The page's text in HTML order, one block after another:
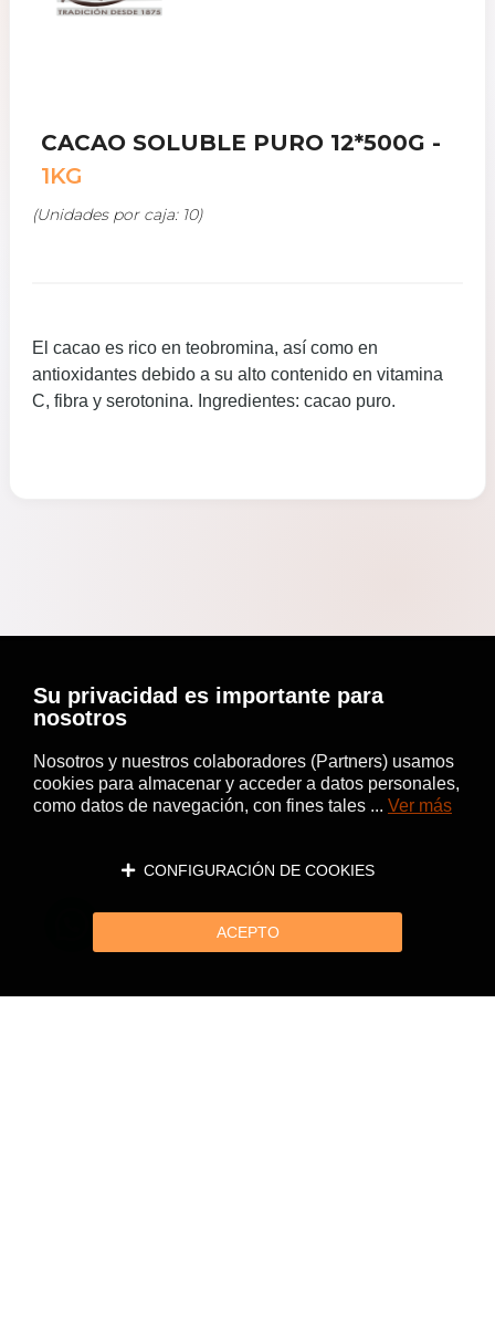
CACAO SOLUBLE PURO 12*500G -
1KG
(Unidades por caja: 10)
El cacao es rico en teobromina, así como en
antioxidantes debido a su alto contenido en vitamina
C, fibra y serotonina. Ingredientes: cacao puro.
Su privacidad es importante para
nosotros
Nosotros y nuestros colaboradores (Partners) usamos
cookies para almacenar y acceder a datos personales,
como datos de navegación, con fines tales ... Ver más
CONFIGURACIÓN DE COOKIES
ACEPTO